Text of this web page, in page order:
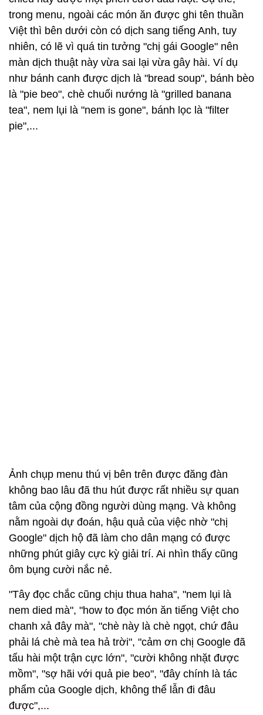
trong menu, ngoài các món ăn được ghi tên thuần
Việt thì bên dưới còn có dịch sang tiếng Anh, tuy
nhiên, có lẽ vì quá tin tưởng "chị gái Google" nên
màn dịch thuật này vừa sai lại vừa gây hài. Ví dụ
như bánh canh được dịch là "bread soup", bánh bèo
là "pie beo", chè chuối nướng là "grilled banana
tea", nem lụi là "nem is gone", bánh lọc là "filter
pie",...
Ảnh chụp menu thú vị bên trên được đăng đàn
không bao lâu đã thu hút được rất nhiều sự quan
tâm của cộng đồng người dùng mạng. Và không
nằm ngoài dự đoán, hậu quả của việc nhờ "chị
Google" dịch hộ đã làm cho dân mạng có được
những phút giây cực kỳ giải trí. Ai nhìn thấy cũng
ôm bụng cười nắc nẻ.
"Tây đọc chắc cũng chịu thua haha", "nem lụi là
nem died mà", "how to đọc món ăn tiếng Việt cho
chanh xả đây mà", "chè này là chè ngọt, chứ đâu
phải lá chè mà tea hả trời", "cảm ơn chị Google đã
tấu hài một trận cực lớn", "cười không nhặt được
mồm", "sợ hãi với quả pie beo", "đây chính là tác
phẩm của Google dịch, không thể lẫn đi đâu
được",...